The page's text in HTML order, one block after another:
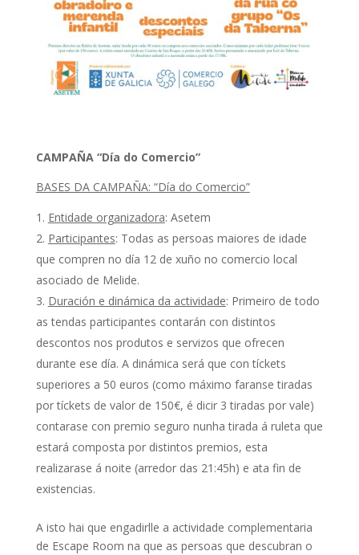
CAMPAÑA “Día do Comercio”
BASES DA CAMPAÑA: “Día do Comercio”
Entidade organizadora: Asetem
Participantes: Todas as persoas maiores de idade
que compren no día 12 de xuño no comercio local
asociado de Melide.
Duración e dinámica da actividade: Primeiro de todo
as tendas participantes contarán con distintos
descontos nos produtos e servizos que ofrecen
durante ese día. A dinámica será que con tíckets
superiores a 50 euros (como máximo faranse tiradas
por tíckets de valor de 150€, é dicir 3 tiradas por vale)
contarase con premio seguro nunha tirada á ruleta que
estará composta por distintos premios, esta
realizarase á noite (arredor das 21:45h) e ata fin de
existencias.
A isto hai que engadirlle a actividade complementaria
de Escape Room na que as persoas que descubran o